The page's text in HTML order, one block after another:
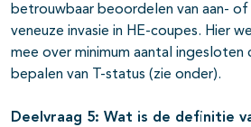
betrouwbaar beoordelen van aan-
veneuze invasie in HE-coupes. Hier
mee over minimum aantal ingesloten
bepalen van T-status (zie onder).
Deelvraag 5: Wat is de definitie